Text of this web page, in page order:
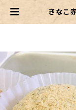
きなこ
ニコ